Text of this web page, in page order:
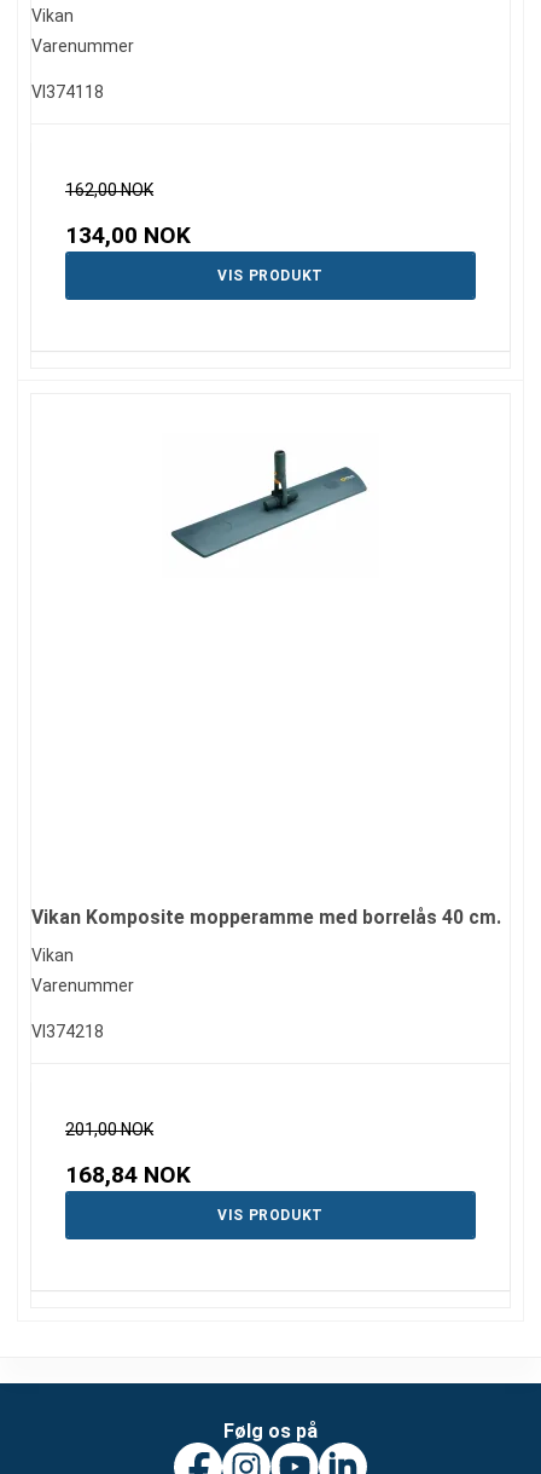
Vikan
Varenummer
VI374118
162,00 NOK
134,00 NOK
VIS PRODUKT
Vikan Komposite mopperamme med borrelås 40 cm.
Vikan
Varenummer
VI374218
201,00 NOK
168,84 NOK
VIS PRODUKT
Følg os på